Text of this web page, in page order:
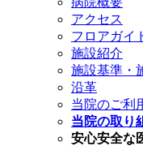
アクセス
フロアガイ
施設紹介
施設基準・
沿革
当院のご利
当院の取り
安心安全な